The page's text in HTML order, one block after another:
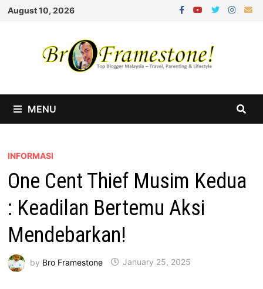
Skip
August 10, 2026
MENU
INFORMASI
One Cent Thief Musim Kedua
: Keadilan Bertemu Aksi
Mendebarkan!
by Bro Framestone January 25, 2025